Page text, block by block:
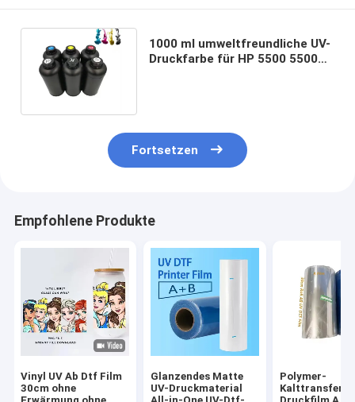
1000 ml umweltfreundliche UV-
Druckfarbe für HP 5500 5500PS
Fortsetzen
Empfohlene Produkte
Vinyl UV Ab Dtf Film
30cm ohne
Glanzendes Matte
UV-Druckmaterial
Polymer-
Kalttransfer-